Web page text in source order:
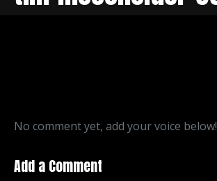
No comment yet, add your voice below!
Add a Comment